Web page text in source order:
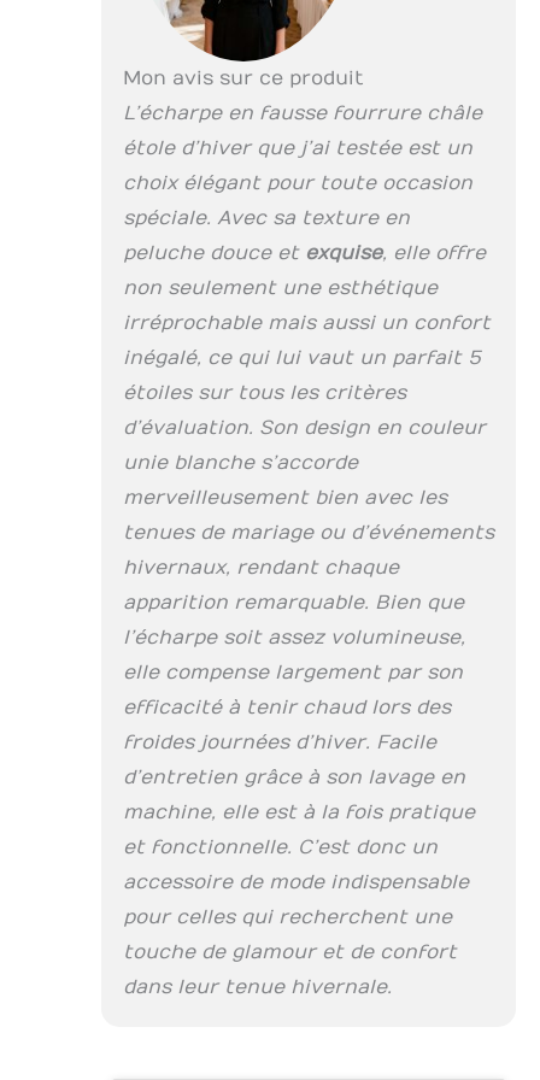
jours. Convient à
tout style de
vêtements. Facile à
nettoyer: les
cheveux artificiels
sont faciles à
entretenir, laver
tiède ou froide et
sécher au sèche-
cheveux. Veillez à ne
pas l'exposer au
soleil, au lavage en
machine ou à
l'essorage. Chaud et
confortable: châle
épais et dense,
coupe-vent et
sports d'intérieur et
d'extérieur, c'est un
accessoire très
pratique en hiver,
vous permet d'avoir
un hiver au chaud.
châle élégant et à la
mode, qui peut être
assorti à toutes
vêtements, adapté à
diverses occasions.
Vous pouvez le
donner à la famille,
aux amis et aux
amoureux pour les
et le nouvel an. C'est
l'option cadeau
Mon avis sur ce produit
L’écharpe en fausse fourrure châle
étole d’hiver que j’ai testée est un
choix élégant pour toute occasion
spéciale. Avec sa texture en
peluche douce et exquise, elle offre
non seulement une esthétique
irréprochable mais aussi un confort
inégalé, ce qui lui vaut un parfait 5
étoiles sur tous les critères
d’évaluation. Son design en couleur
unie blanche s’accorde
merveilleusement bien avec les
tenues de mariage ou d’événements
hivernaux, rendant chaque
apparition remarquable. Bien que
l’écharpe soit assez volumineuse,
elle compense largement par son
efficacité à tenir chaud lors des
froides journées d’hiver. Facile
d’entretien grâce à son lavage en
machine, elle est à la fois pratique
et fonctionnelle. C’est donc un
accessoire de mode indispensable
pour celles qui recherchent une
touche de glamour et de confort
dans leur tenue hivernale.